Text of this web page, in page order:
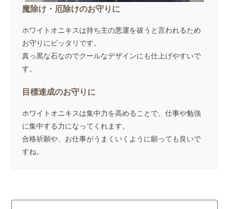
魔除け・厄除けのお守りに
ホワイトオニキスは持ち主の悪運を祓うと言われるため
お守りにピッタリです。
真っ黒な石なのでクールなデザインにも仕上げやすいで
す。
目標達成のお守りに
ホワイトオニキスは集中力を高めることで、仕事や勉強
に集中する力になってくれます。
合格祈願や、お仕事がうまくいくように願っても良いで
すね。